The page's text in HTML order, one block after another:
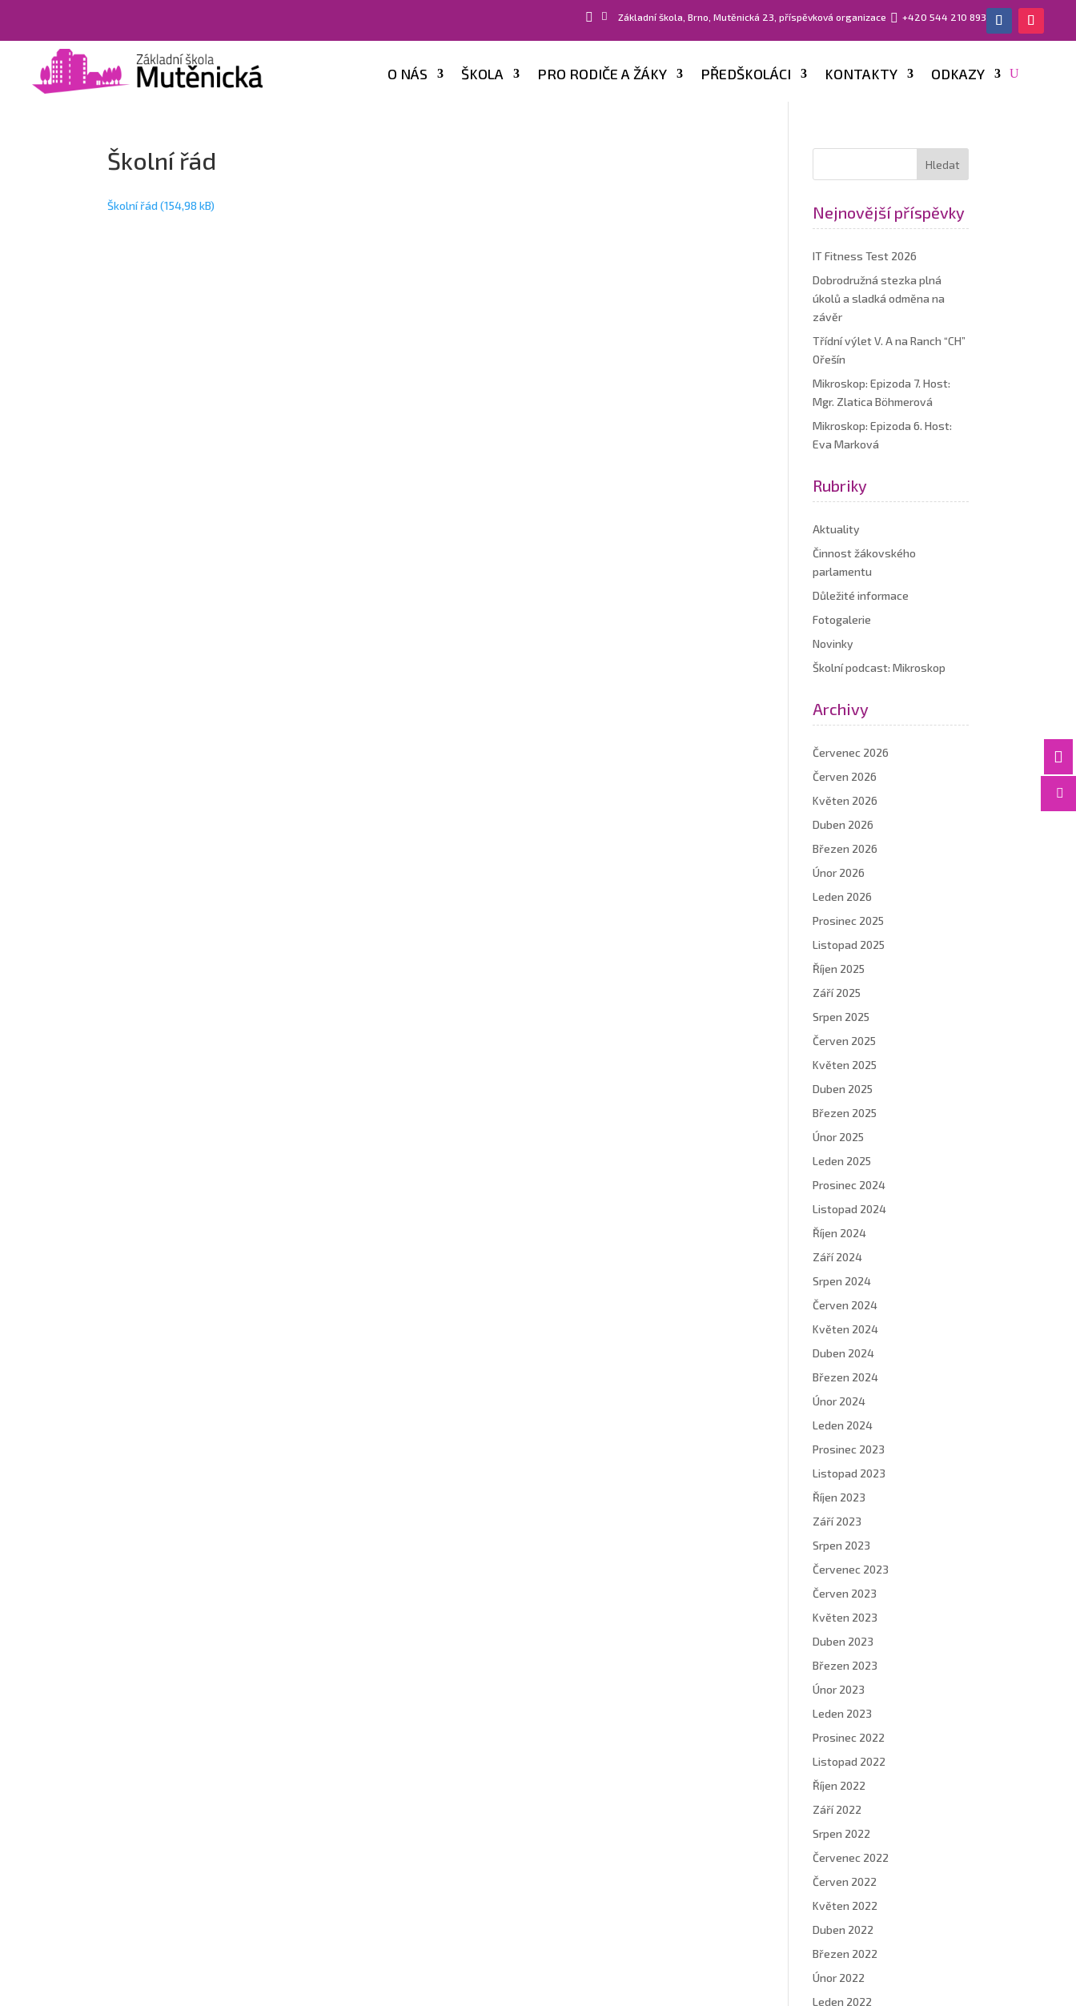
  Základní škola, Brno, Mutěnická 23, příspěvková organizace  +420 544 210 893
O NÁS ŠKOLA PRO RODIČE A ŽÁKY PŘEDŠKOLÁCI KONTAKTY ODKAZY


Školní řád
Školní řád Nejnovější příspěvky
IT Fitness Test 2026
Dobrodružná stezka plná
úkolů a sladká odměna na
závěr
Třídní výlet V. A na Ranch “CH”
Ořešín
Mikroskop: Epizoda 7. Host:
Mgr. Zlatica Böhmerová
Mikroskop: Epizoda 6. Host:
Eva Marková
Rubriky
Aktuality
Činnost žákovského
parlamentu
Důležité informace
Fotogalerie
Novinky
Školní podcast: Mikroskop
Archivy
Červenec 2026
Červen 2026
Květen 2026
Duben 2026
Březen 2026
Únor 2026
Leden 2026
Prosinec 2025
Listopad 2025
Říjen 2025
Září 2025
Srpen 2025
Červen 2025
Květen 2025
Duben 2025
Březen 2025
Únor 2025
Leden 2025
Prosinec 2024
Listopad 2024
Říjen 2024
Září 2024
Srpen 2024
Červen 2024
Květen 2024
Duben 2024
Březen 2024
Únor 2024
Leden 2024
Prosinec 2023
Listopad 2023
Říjen 2023
Září 2023
Srpen 2023
Červenec 2023
Červen 2023
Květen 2023
Duben 2023
Březen 2023
Únor 2023
Leden 2023
Prosinec 2022
Listopad 2022
Říjen 2022
Září 2022
Srpen 2022
Červenec 2022
Červen 2022
Květen 2022
Duben 2022
Březen 2022
Únor 2022
Leden 2022